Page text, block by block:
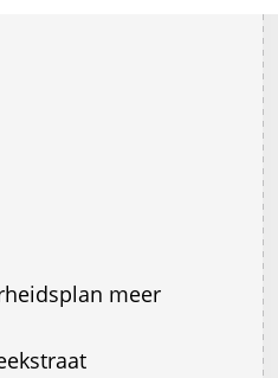
meer